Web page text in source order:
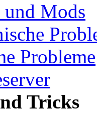
und Mods
Probleme
Tricks